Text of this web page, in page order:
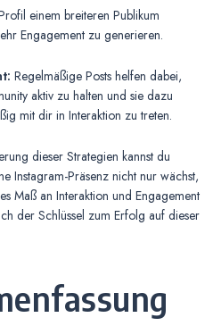
einem breiteren Publikum
Engagement zu generieren.
Regelmäßige Posts helfen dabei,
aktiv zu halten und sie dazu
mit dir in Interaktion zu treten.
dieser Strategien kannst du
Instagram-Präsenz nicht nur wächst,
Maß an Interaktion und Engagement
der Schlüssel zum Erfolg auf dieser